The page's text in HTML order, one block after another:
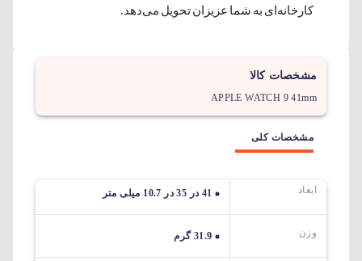
کارخانه‌ای به شما عزیزان تحویل می‌دهد.
مشخصات کالا
APPLE WATCH 9 41mm
مشخصات کلی
ابعاد 41 در 35 در 10.7 میلی متر
وزن 31.9 گرم